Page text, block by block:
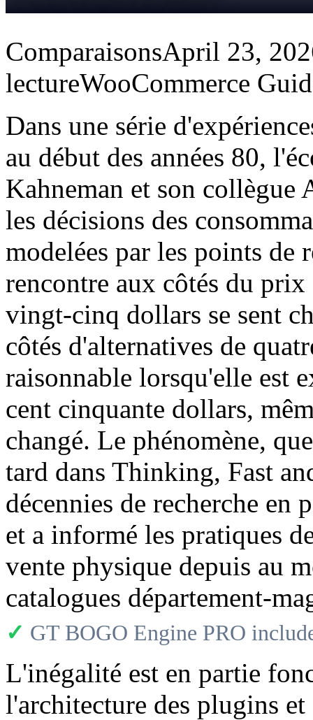
ComparaisonsApril 23,
lectureWooCommerce
Dans une série
au début des années 80,
Kahneman et son collègue
les décisions des
modelées par les points de
rencontre aux côtés du
vingt-cinq dollars se sent
côtés d'alternatives de
raisonnable lorsqu'elle est
cent cinquante dollars,
changé. Le phénomène,
tard dans Thinking, Fast
décennies de recherche en
et a informé les pratiques
vente physique depuis au
catalogues département-
✓ GT BOGO Engine PRO
L'inégalité est en partie
l'architecture des plugins